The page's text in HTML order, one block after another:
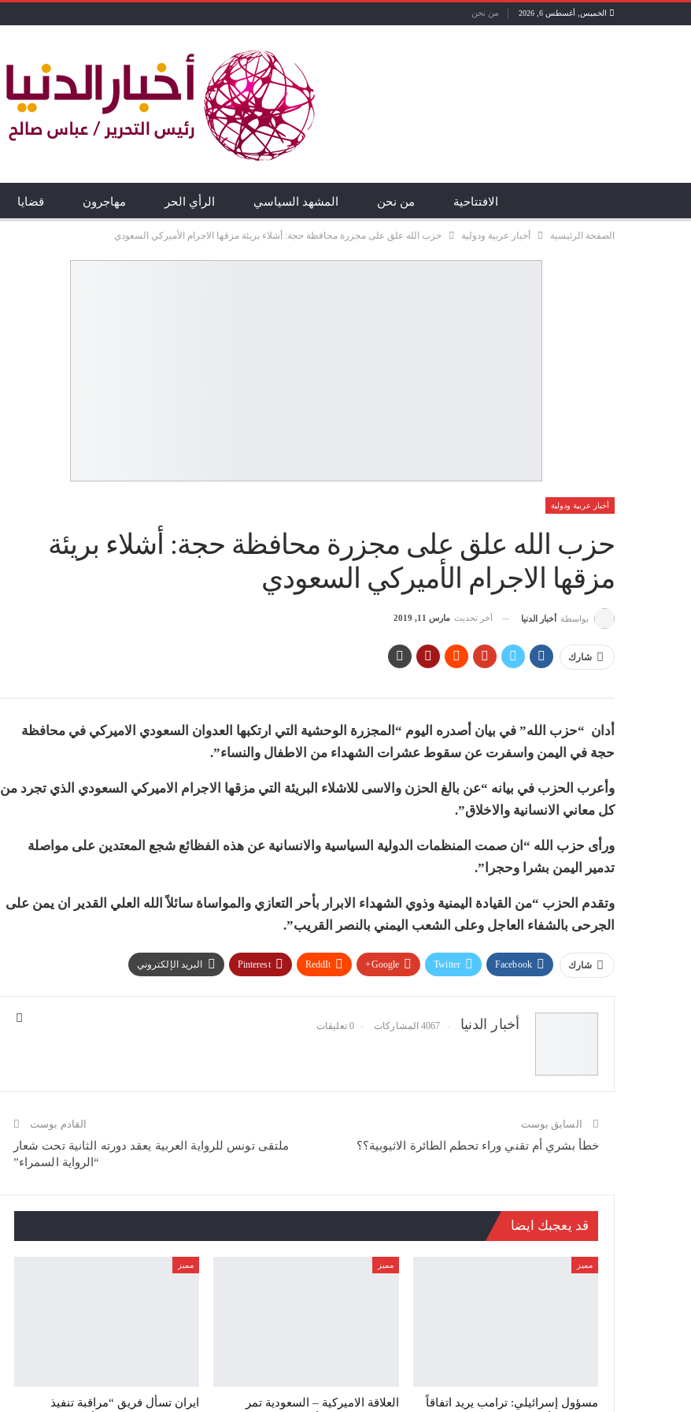
الخميس, أغسطس 6, 2026 من نحن
الافتتاحية من نحن المشهد السياسي الرأي الحر مهاجرون قضايا
الصفحة الرئيسية أخبار عربية ودولية حزب الله علق على مجزرة محافظة حجة: أشلاء بريئة مزقها الاجرام الأميركي السعودي
أخبار عربية ودولية
حزب الله علق على مجزرة محافظة حجة: أشلاء بريئة
مزقها الاجرام الأميركي السعودي
بواسطة أخبار الدنيا آخر تحديث مارس 11, 2019
شارك
أدان “حزب الله” في بيان أصدره اليوم “المجزرة الوحشية التي ارتكبها العدوان السعودي الاميركي في محافظة
حجة في اليمن واسفرت عن سقوط عشرات الشهداء من الاطفال والنساء”.
وأعرب الحزب في بيانه “عن بالغ الحزن والاسى للاشلاء البريئة التي مزقها الاجرام الاميركي السعودي الذي تجرد من
كل معاني الانسانية والاخلاق”.
ورأى حزب الله “ان صمت المنظمات الدولية السياسية والانسانية عن هذه الفظائع شجع المعتدين على مواصلة
تدمير اليمن بشرا وحجرا”.
وتقدم الحزب “من القيادة اليمنية وذوي الشهداء الابرار بأحر التعازي والمواساة سائلاً الله العلي القدير ان يمن على
الجرحى بالشفاء العاجل وعلى الشعب اليمني بالنصر القريب”.
شارك Facebook
Twitter
Google+
ReddIt
Pinterest البريد الإلكتروني
أخبار الدنيا 4067 المشاركات 0 تعليقات
السابق بوست
خطأ بشري أم تقني وراء تحطم الطائرة الاثيوبية؟؟
القادم بوست
ملتقى تونس للرواية العربية يعقد دورته الثانية تحت شعار
“الرواية السمراء”
قد يعجبك ايضا
مميز
مسؤول إسرائيلي: ترامب يريد اتفاقاً
مميز
العلاقة الاميركية – السعودية تمر
مميز
ايران تسأل فريق “مراقبة تنفيذ